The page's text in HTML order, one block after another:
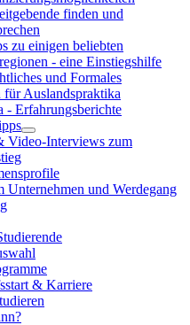
finden und
zu einigen beliebten
- eine Einstiegshilfe
und Formales
für Auslandspraktika
- Erfahrungsberichte
Video-Interviews zum
Unternehmen und Werdegang
& Karriere